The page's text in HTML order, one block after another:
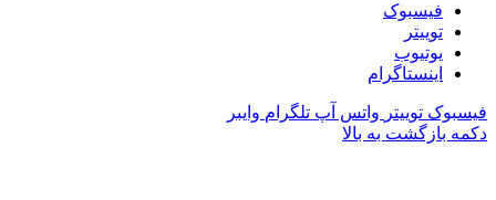
فیسبوک
توییتر
یوتیوب
اینستاگرام
فیسبوک توییتر واتس آپ تلگرام وایبر
دکمه بازگشت به بالا